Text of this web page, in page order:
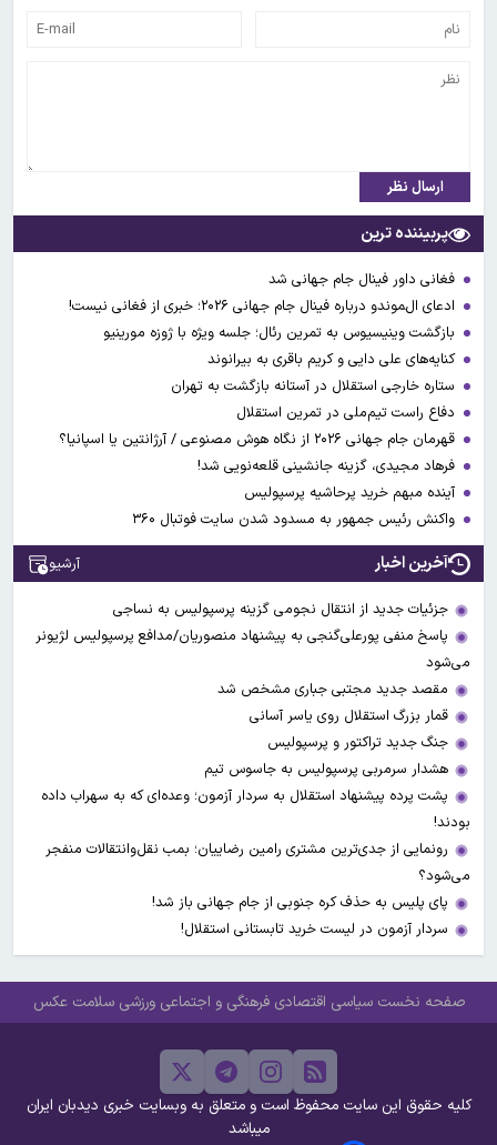
ارسال نظر
پربیننده ترین
فغانی داور فینال جام جهانی شد
ادعای ال‌‍موندو درباره فینال جام جهانی ۲۰۲۶؛ خبری از فغانی نیست!
بازگشت وینیسیوس به تمرین رئال؛ جلسه ویژه با ژوزه مورینیو
کنایه‌های علی دایی و کریم باقری به بیرانوند
ستاره خارجی استقلال در آستانه بازگشت به تهران
دفاع راست تیم‌ملی در تمرین استقلال
قهرمان جام جهانی ۲۰۲۶ از نگاه هوش مصنوعی / آرژانتین یا اسپانیا؟
فرهاد مجیدی، گزینه جانشینی قلعه‌نویی شد!
آینده مبهم خرید پرحاشیه پرسپولیس
واکنش رئیس جمهور به مسدود شدن سایت فوتبال ۳۶۰
آخرین اخبار آرشیو
جزئیات جدید از انتقال نجومی گزینه پرسپولیس به نساجی
پاسخ منفی پورعلی‌گنجی به پیشنهاد منصوریان/مدافع پرسپولیس لژیونر
می‌شود
مقصد جدید مجتبی جباری مشخص شد
قمار بزرگ استقلال روی یاسر آسانی
جنگ جدید تراکتور و پرسپولیس
هشدار سرمربی پرسپولیس به جاسوس تیم
پشت پرده پیشنهاد استقلال به سردار آزمون؛ وعده‌ای که به سهراب داده
بودند!
رونمایی از جدی‌ترین مشتری رامین رضاییان؛ بمب نقل‌وانتقالات منفجر
می‌شود؟
پای پلیس به حذف کره جنوبی از جام جهانی باز شد!
سردار آزمون در لیست خرید تابستانی استقلال!
صفحه نخست سیاسی اقتصادی فرهنگی و اجتماعی ورزشی سلامت عکس
کلیه حقوق این سایت محفوظ است و متعلق به وبسایت خبری دیدبان ایران
میباشد